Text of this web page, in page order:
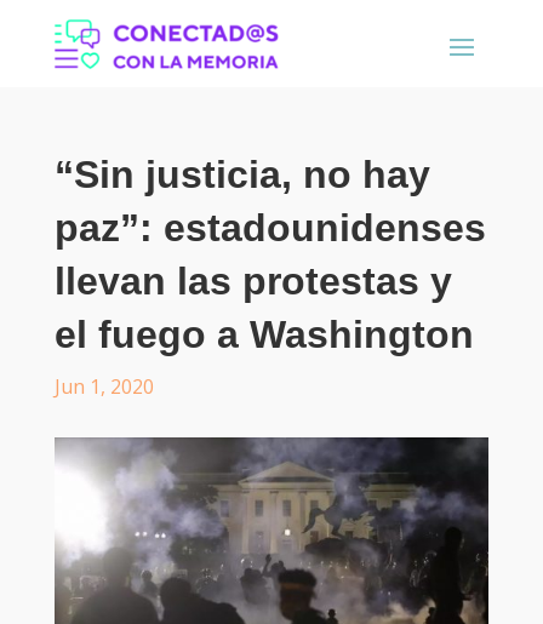
“Sin justicia, no hay
paz”: estadounidenses
llevan las protestas y
el fuego a Washington
Jun 1, 2020